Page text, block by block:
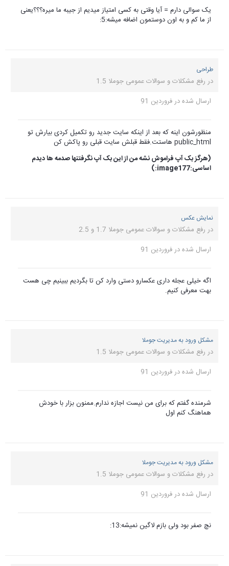
یک سوالی دارم = آیا وقتی به کسی امتیاز میدیم از جیبه ما میره؟؟؟یعنی
از ما کم و به اون دوستمون اضافه میشه:5:
طراحی
در رفع مشکلات و سوالات عمومی جوملا 1.5
ارسال شده درفروردین 91
منظورشون اینه که بعد از اینکه سایت جدید رو تکمیل کردی بیارش تو
public_html هاستت.فقط قبلش سایت قبلی رو پاکش کن
(هرگز بک آپ فراموش نشه من از این بک آپ نگرفتنها صدمه ها دیدم
اساسی:image177:)
نمایش عکس
در رفع مشکلات و سوالات عمومی جوملا 1.7 و 2.5
ارسال شده درفروردین 91
اگه خیلی عجله داری عکسارو دستی وارد کن تا بگردیم ببینیم چی هست
بهت معرفی کنیم.
مشکل ورود به مدیریت جوملا
در رفع مشکلات و سوالات عمومی جوملا 1.5
ارسال شده درفروردین 91
شرمنده گفتم که برای من نیست اجازه ندارم.ممنون بزار با خودش
هماهنگ کنم اول
مشکل ورود به مدیریت جوملا
در رفع مشکلات و سوالات عمومی جوملا 1.5
ارسال شده درفروردین 91
نچ صفر بود ولی بازم لاگین نمیشه:13: